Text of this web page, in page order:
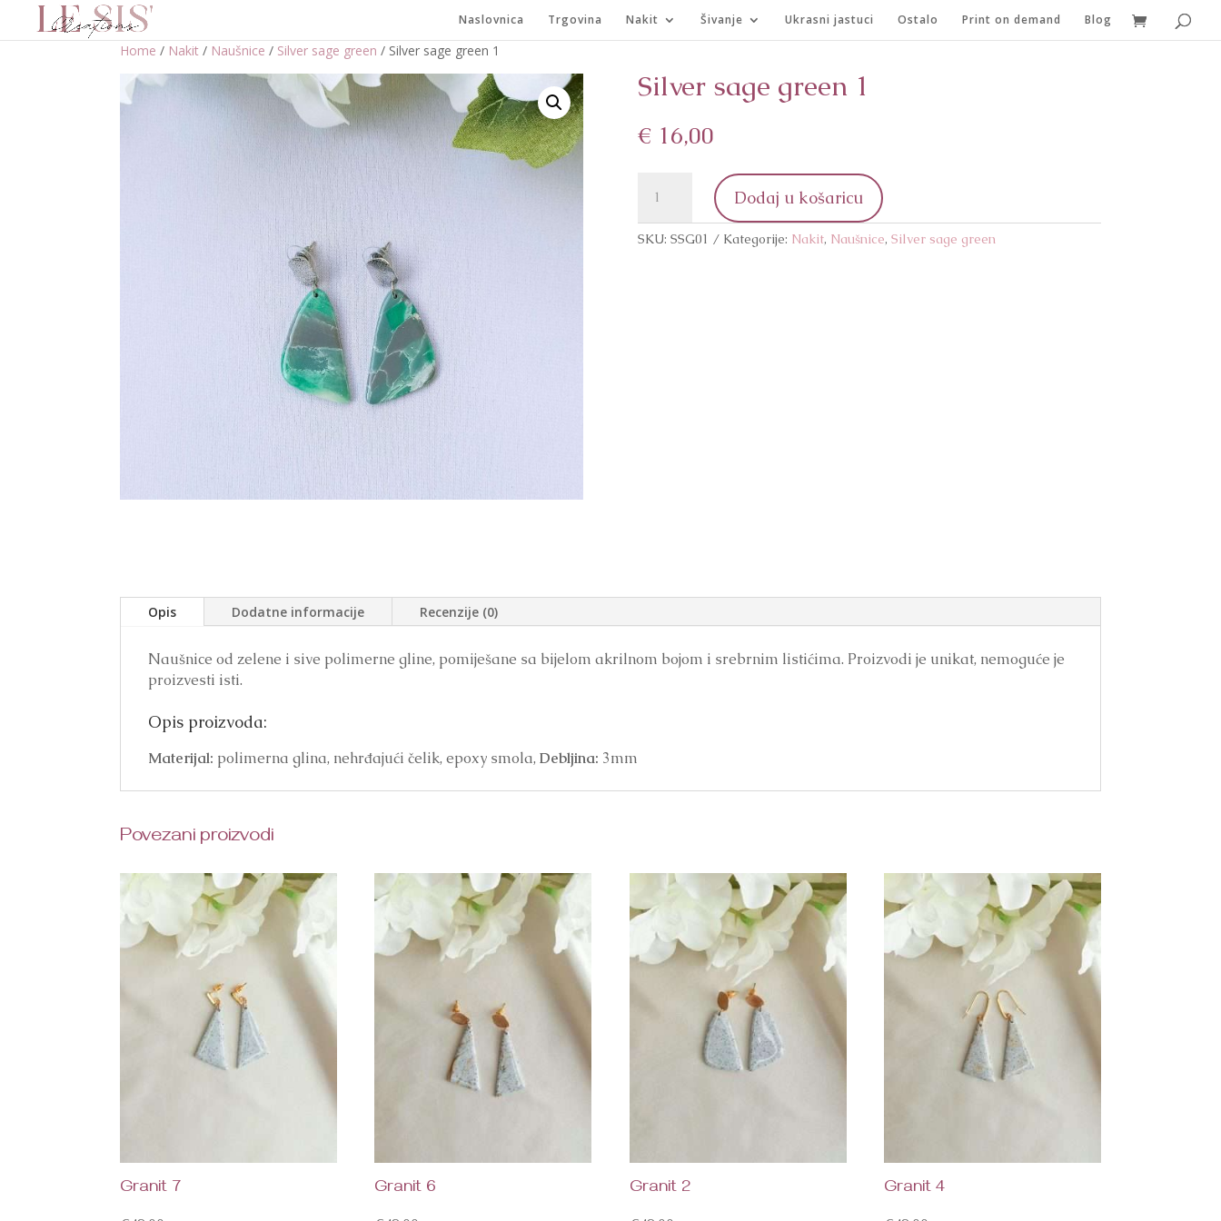
Naslovnica Trgovina Nakit Šivanje Ukrasni jastuci Ostalo Print on demand Blog
Home / Nakit / Naušnice / Silver sage green / Silver sage green 1
Silver sage green 1
€ 16,00
sage
green
1
Dodaj u košaricu
SKU: SSG01 Kategorije: Nakit, Naušnice, Silver sage green
Opis Dodatne informacije Recenzije (0)
Naušnice od zelene i sive polimerne gline, pomiješane sa bijelom akrilnom bojom i srebrnim listićima. Proizvodi je unikat, nemoguće je
proizvesti isti.
Opis proizvoda:
Materijal: polimerna glina, nehrđajući čelik, epoxy smola, Debljina: 3mm
Povezani proizvodi
Granit 7 Granit 6 Granit 2 Granit 4